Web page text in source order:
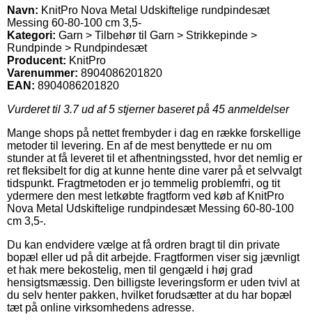
Navn: KnitPro Nova Metal Udskiftelige rundpindesæt
Messing 60-80-100 cm 3,5-
Kategori: Garn > Tilbehør til Garn > Strikkepinde >
Rundpinde > Rundpindesæt
Producent: KnitPro
Varenummer: 8904086201820
EAN: 8904086201820
Vurderet til 3.7ud af 5 stjerner baseret på 45 anmeldelser
Mange shops på nettet frembyder i dag en række forskellige
metoder til levering. En af de mest benyttede er nu om
stunder at få leveret til et afhentningssted, hvor det nemlig er
ret fleksibelt for dig at kunne hente dine varer på et selvvalgt
tidspunkt. Fragtmetoden er jo temmelig problemfri, og tit
ydermere den mest letkøbte fragtform ved køb af KnitPro
Nova Metal Udskiftelige rundpindesæt Messing 60-80-100
cm 3,5-.
Du kan endvidere vælge at få ordren bragt til din private
bopæl eller ud på dit arbejde. Fragtformen viser sig jævnligt
et hak mere bekostelig, men til gengæld i høj grad
hensigtsmæssig. Den billigste leveringsform er uden tvivl at
du selv henter pakken, hvilket forudsætter at du har bopæl
tæt på online virksomhedens adresse.